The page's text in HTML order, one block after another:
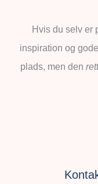
Hvis du selv er
inspiration og
plads, men den